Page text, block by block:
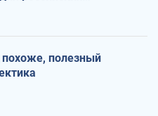
похоже, полезный